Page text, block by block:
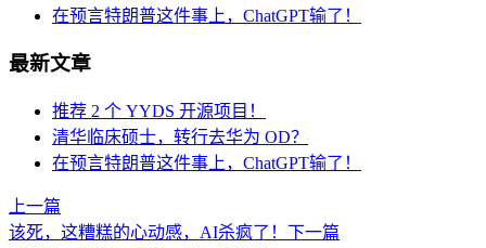
在预言特朗普这件事上，ChatGPT输了！
最新文章
推荐 2 个 YYDS 开源项目！
清华临床硕士，转行去华为 OD？
在预言特朗普这件事上，ChatGPT输了！
上一篇
该死，这糟糕的心动感，AI杀疯了！ 下一篇